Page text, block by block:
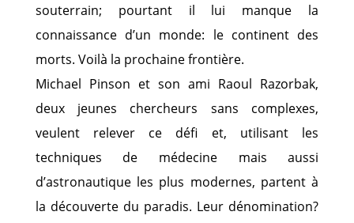
souterrain; pourtant il lui manque la
connaissance d’un monde: le continent des
morts. Voilà la prochaine frontière.
Michael Pinson et son ami Raoul Razorbak,
deux jeunes chercheurs sans complexes,
veulent relever ce défi et, utilisant les
techniques de médecine mais aussi
d’astronautique les plus modernes, partent à
la découverte du paradis. Leur dénomination?